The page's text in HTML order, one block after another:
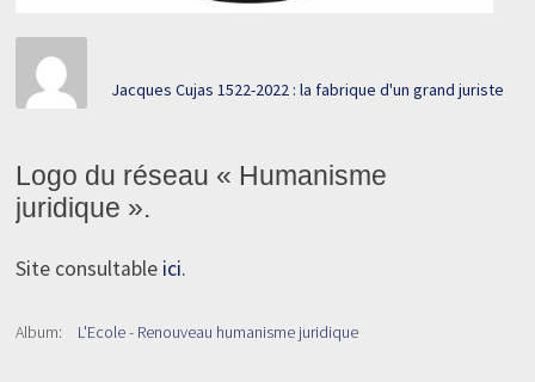
Jacques Cujas 1522-2022 : la fabrique d'un grand juriste
Logo du réseau « Humanisme
juridique ».
Site consultable ici.
Album: L'Ecole - Renouveau humanisme juridique